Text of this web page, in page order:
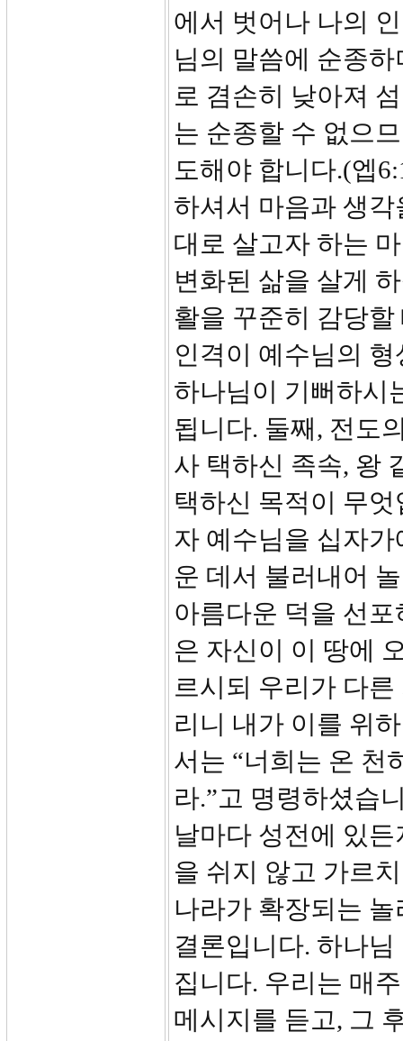
에서 벗어나 나의
님의 말씀에 순종
로 겸손히 낮아져
는 순종할 수 없으
도해야 합니다.(엡
하셔서 마음과 생
대로 살고자 하는
변화된 삶을 살게
활을 꾸준히 감당
인격이 예수님의
하나님이 기뻐하시
됩니다. 둘째, 전도
사 택하신 족속, 왕
택하신 목적이 무
자 예수님을 십자
운 데서 불러내어
아름다운 덕을 선
은 자신이 이 땅에
르시되 우리가 다
리니 내가 이를 위
서는 “너희는 온 천
라.”고 명령하셨습
날마다 성전에 있
을 쉬지 않고 가르
나라가 확장되는
결론입니다. 하나
집니다. 우리는 매
메시지를 듣고, 그